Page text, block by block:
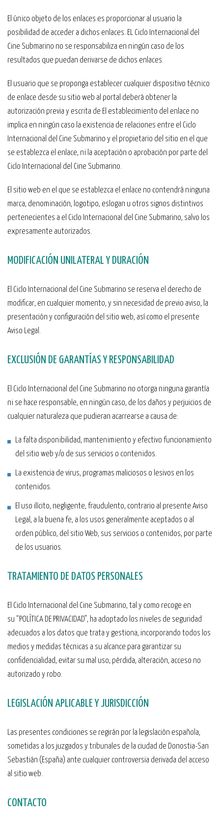
El único objeto de los enlaces es proporcionar al usuario la
posibilidad de acceder a dichos enlaces. EL Ciclo Internacional del
Cine Submarino no se responsabiliza en ningún caso de los
resultados que puedan derivarse de dichos enlaces.
El usuario que se proponga establecer cualquier dispositivo técnico
de enlace desde su sitio web al portal deberá obtener la
autorización previa y escrita de El establecimiento del enlace no
implica en ningún caso la existencia de relaciones entre el Ciclo
Internacional del Cine Submarino y el propietario del sitio en el que
se establezca el enlace, ni la aceptación o aprobación por parte del
Ciclo Internacional del Cine Submarino.
El sitio web en el que se establezca el enlace no contendrá ninguna
marca, denominación, logotipo, eslogan u otros signos distintivos
pertenecientes a el Ciclo Internacional del Cine Submarino, salvo los
expresamente autorizados.
MODIFICACIÓN UNILATERAL Y DURACIÓN
El Ciclo Internacional del Cine Submarino se reserva el derecho de
modificar, en cualquier momento, y sin necesidad de previo aviso, la
presentación y configuración del sitio web, así como el presente
Aviso Legal.
EXCLUSIÓN DE GARANTÍAS Y RESPONSABILIDAD
El Ciclo Internacional del Cine Submarino no otorga ninguna garantía
ni se hace responsable, en ningún caso, de los daños y perjuicios de
cualquier naturaleza que pudieran acarrearse a causa de:
La falta disponibilidad, mantenimiento y efectivo funcionamiento
del sitio web y/o de sus servicios o contenidos.
La existencia de virus, programas maliciosos o lesivos en los
contenidos.
El uso ilícito, negligente, fraudulento, contrario al presente Aviso
Legal, a la buena fe, a los usos generalmente aceptados o al
orden público, del sitio Web, sus servicios o contenidos, por parte
de los usuarios.
TRATAMIENTO DE DATOS PERSONALES
El Ciclo Internacional del Cine Submarino, tal y como recoge en
su “POLÍTICA DE PRIVACIDAD”, ha adoptado los niveles de seguridad
adecuados a los datos que trata y gestiona, incorporando todos los
medios y medidas técnicas a su alcance para garantizar su
confidencialidad, evitar su mal uso, pérdida, alteración, acceso no
autorizado y robo.
LEGISLACIÓN APLICABLE Y JURISDICCIÓN
Las presentes condiciones se regirán por la legislación española,
sometidas a los juzgados y tribunales de la ciudad de Donostia-San
Sebastián (España) ante cualquier controversia derivada del acceso
al sitio web.
CONTACTO